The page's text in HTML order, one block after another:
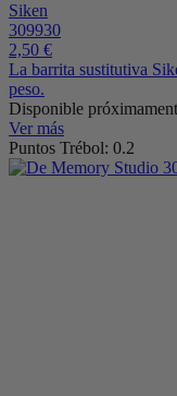
Siken
309930
2,50 €
La barrita sustitutiva
peso.
Disponible
Ver más
Puntos Trébol: 0.2